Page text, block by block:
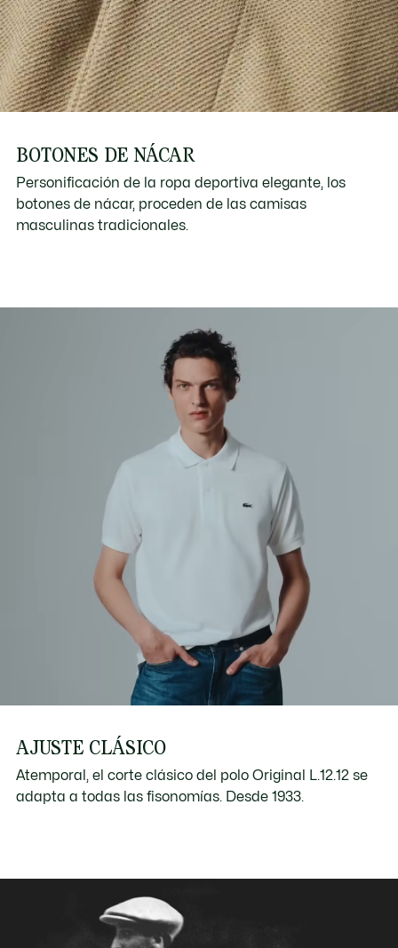
BOTONES DE NÁCAR
Personificación de la ropa deportiva elegante, los
botones de nácar, proceden de las camisas
masculinas tradicionales.
AJUSTE CLÁSICO
Atemporal, el corte clásico del polo Original L.12.12 se
adapta a todas las fisonomías. Desde 1933.